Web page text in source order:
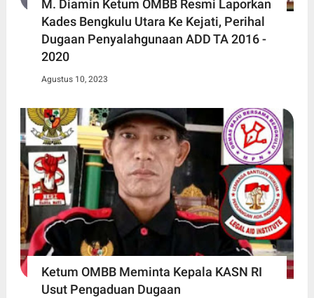
M. Diamin Ketum OMBB Resmi Laporkan
Kades Bengkulu Utara Ke Kejati, Perihal
Dugaan Penyalahgunaan ADD TA 2016 -
2020
Agustus 10, 2023
Ketum OMBB Meminta Kepala KASN RI
Usut Pengaduan Dugaan